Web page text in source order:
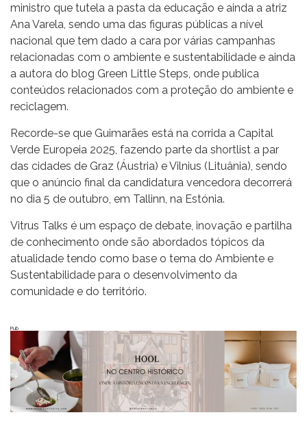
ministro que tutela a pasta da educação e ainda a atriz
Ana Varela, sendo uma das figuras públicas a nível
nacional que tem dado a cara por várias campanhas
relacionadas com o ambiente e sustentabilidade e ainda
a autora do blog Green Little Steps, onde publica
conteúdos relacionados com a proteção do ambiente e
reciclagem.
Recorde-se que Guimarães está na corrida a Capital
Verde Europeia 2025, fazendo parte da shortlist a par
das cidades de Graz (Áustria) e Vilnius (Lituânia), sendo
que o anúncio final da candidatura vencedora decorrerá
no dia 5 de outubro, em Tallinn, na Estónia.
Vitrus Talks é um espaço de debate, inovação e partilha
de conhecimento onde são abordados tópicos da
atualidade tendo como base o tema do Ambiente e
Sustentabilidade para o desenvolvimento da
comunidade e do território.
Pub